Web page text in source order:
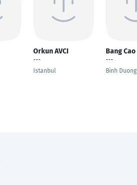
Orkun AVCI
---
Istanbul
Bang Cao
---
Binh Duong